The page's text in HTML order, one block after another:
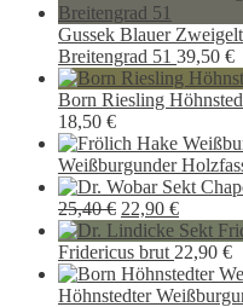
Gussek Blauer
Breitengrad 51 39,50 €
Born Riesling
18,50 €
Weißburgunder
25,40€ Ursprünglicher
Preis
war:
25,40 €
22,90 €Aktueller
Preis
ist:
22,90 €.
Fridericus brut 22,90 €
Höhnstedter